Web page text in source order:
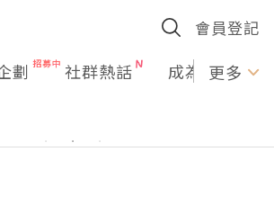
會員登記
劃 社群熱話 成為U更多